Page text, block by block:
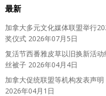
最新
加拿大多元文化媒体联盟举行
奖仪式 2026年07月5日
复活节西番雅皮草以旧换新活
丝被子 2026年04月4日
加拿大促统联盟等机构发表声
2026年04月1日